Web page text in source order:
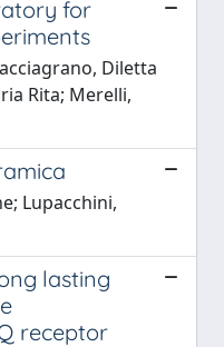
for
Diletta
Rita; Merelli,
Lupacchini,
lasting
receptor